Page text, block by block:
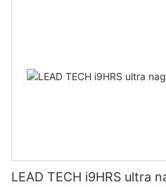
LEAD TECH i9HRS ultra